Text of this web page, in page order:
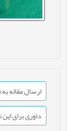
ارسال مقاله
داوری برای این